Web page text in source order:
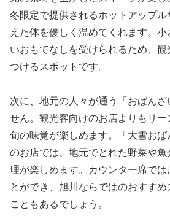
冬限定で提供されるホットアップ
えた体を優しく温めてくれます。
いおもてなしを受けられるため、
つけるスポットです。
次に、地元の人々が通う「おばんざ
せん。観光客向けのお店よりもリ
旬の味覚が楽しめます。「大雪お
のお店では、地元でとれた野菜や
理が楽しめます。カウンター席では
とができ、旭川ならではのおすす
こともあるでしょう。